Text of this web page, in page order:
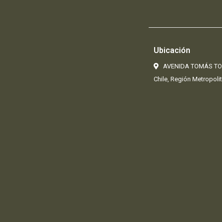
Ubicación
AVENIDA TOMÁS
Chile, Región